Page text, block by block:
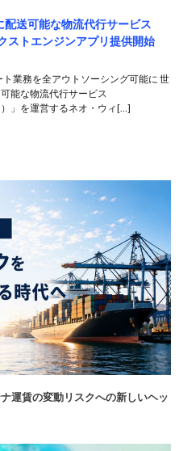
送可能な物流代行サービス
ストエンジンアプリ提供開始
業務を全アウトソーシング可能に 世
能な物流代行サービス
）」を運営するネオ・ウィ[…]
運賃の変動リスクへの新しいヘッ